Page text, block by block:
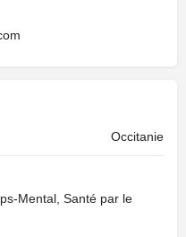
Occitanie
Mental, Santé par le